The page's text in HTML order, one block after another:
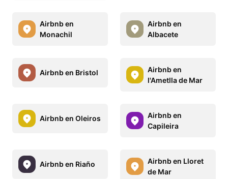
Airbnb en
Monachil
Airbnb en
Albacete
Airbnb en Bristol
Airbnb en
l'Ametlla de Mar
Airbnb en Oleiros
Airbnb en
Capileira
Airbnb en Riaño
Airbnb en Lloret
de Mar